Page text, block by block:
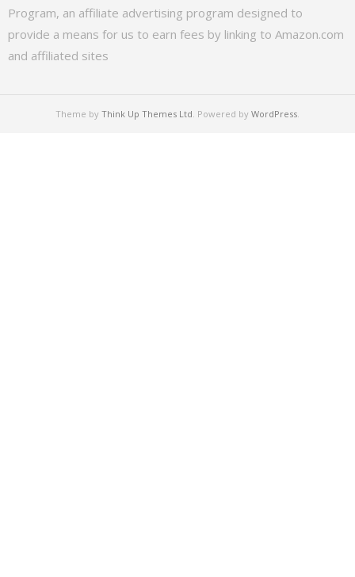
Program, an affiliate advertising program designed to
provide a means for us to earn fees by linking to Amazon.com
and affiliated sites
Theme by Think Up Themes Ltd. Powered by WordPress.